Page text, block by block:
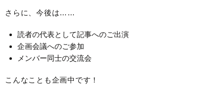
さらに、今後は……
読者の代表として記事へのご出演
企画会議へのご参加
メンバー同士の交流会
こんなことも企画中です！